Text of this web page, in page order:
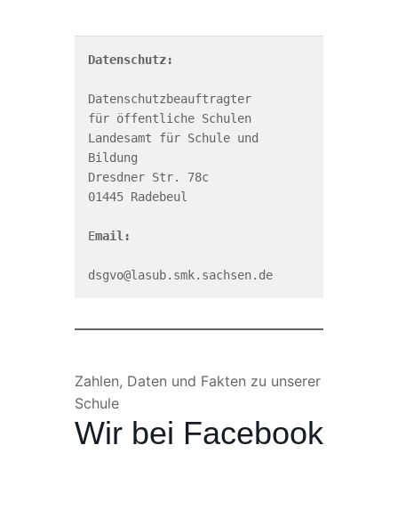
Datenschutz:
Datenschutzbeauftragter
für öffentliche Schulen
Landesamt für Schule und
Bildung
Dresdner Str. 78c
01445 Radebeul
Email:
dsgvo@lasub.smk.sachsen.de
Zahlen, Daten und Fakten zu unserer
Schule
Wir bei Facebook